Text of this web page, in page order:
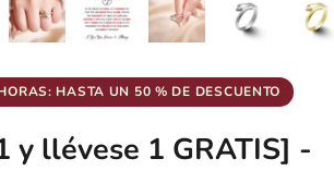
HASTA UN 50 % DE DESCUENTO
y llévese 1 GRATIS] -